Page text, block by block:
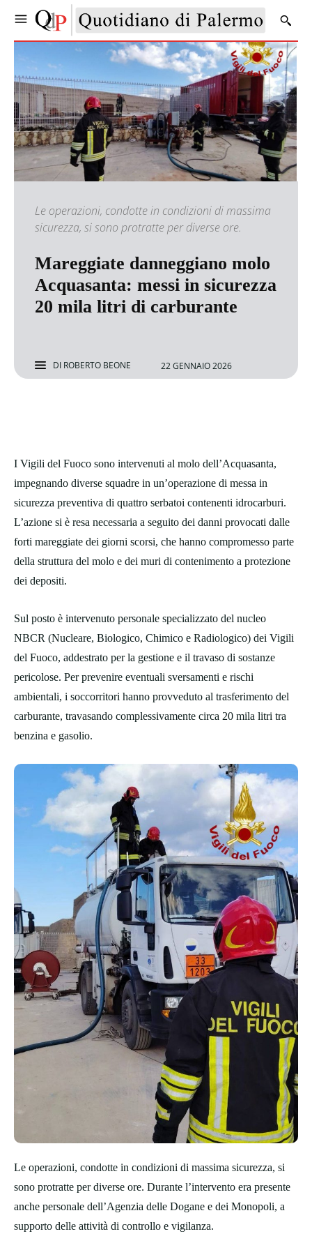
Le operazioni, condotte in condizioni di massima
sicurezza, si sono protratte per diverse ore.
Mareggiate danneggiano molo
Acquasanta: messi in sicurezza
20 mila litri di carburante
DI ROBERTO BEONE 22 GENNAIO 2026
I Vigili del Fuoco sono intervenuti al molo dell’Acquasanta,
impegnando diverse squadre in un’operazione di messa in
sicurezza preventiva di quattro serbatoi contenenti idrocarburi.
L’azione si è resa necessaria a seguito dei danni provocati dalle
forti mareggiate dei giorni scorsi, che hanno compromesso parte
della struttura del molo e dei muri di contenimento a protezione
dei depositi.
Sul posto è intervenuto personale specializzato del nucleo
NBCR (Nucleare, Biologico, Chimico e Radiologico) dei Vigili
del Fuoco, addestrato per la gestione e il travaso di sostanze
pericolose. Per prevenire eventuali sversamenti e rischi
ambientali, i soccorritori hanno provveduto al trasferimento del
carburante, travasando complessivamente circa 20 mila litri tra
benzina e gasolio.
Le operazioni, condotte in condizioni di massima sicurezza, si
sono protratte per diverse ore. Durante l’intervento era presente
anche personale dell’Agenzia delle Dogane e dei Monopoli, a
supporto delle attività di controllo e vigilanza.